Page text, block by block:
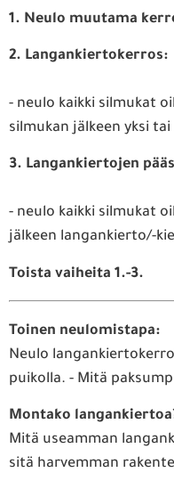
1. Neulo muutama
2. Langankiertokerros:
- neulo kaikki silmukat
silmukan jälkeen yksi
3. Langankiertojen
- neulo kaikki silmukat
jälkeen langankierto/-
Toista vaiheita 1.-3.
Toinen neulomistapa:
Neulo
puikolla. - Mitä
Montako
Mitä useamman
sitä harvemman